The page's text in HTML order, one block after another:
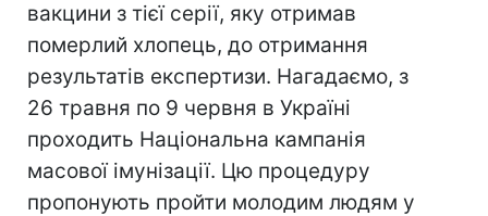
вакцини з тієї серії, яку отримав
померлий хлопець, до отримання
результатів експертизи. Нагадаємо, з
26 травня по 9 червня в Україні
проходить Національна кампанія
масової імунізації. Цю процедуру
пропонують пройти молодим людям у